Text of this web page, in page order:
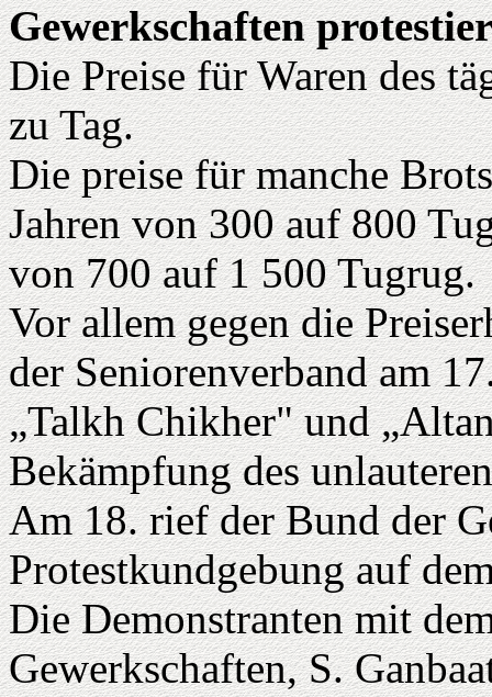
Gewerkschaften
Die Preise für Waren des
zu Tag.
Die preise für manche
Jahren von 300 auf 800
von 700 auf 1 500 Tugrug.
Vor allem gegen die
der Seniorenverband am
„Talkh Chikher" und
Bekämpfung des
Am 18. rief der Bund der
Protestkundgebung auf
Die Demonstranten mit
Gewerkschaften, S.